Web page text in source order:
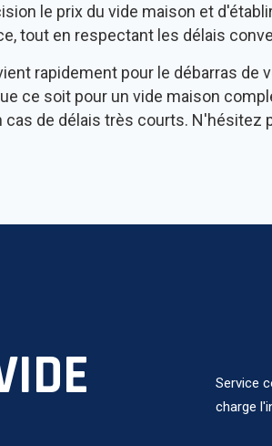
le prix du vide maison et
tout en respectant les délais
rapidement pour le débarras de
ce soit pour un vide maison
de délais très courts. N'hésitez
Service
charge